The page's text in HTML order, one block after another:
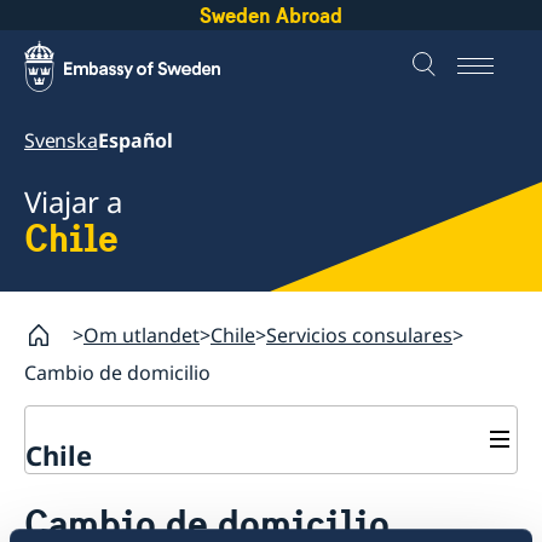
Sweden Abroad
SvenskaEspañol
Viajar a
Chile
Om utlandet Chile Servicios consulares
Cambio de domicilio
Chile
Votar desde el extranjero
Cambio de domicilio